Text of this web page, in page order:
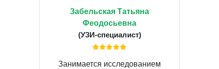
Забельская Татьяна
Феодосьевна
(УЗИ-специалист)
Занимается исследованием